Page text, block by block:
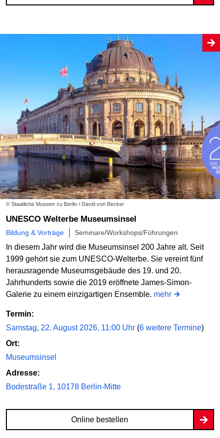
© Staatliche Museen zu Berlin / David von Becker
UNESCO Welterbe Museumsinsel
Bildung & Vorträge Seminare/Workshops/Führungen
In diesem Jahr wird die Museumsinsel 200 Jahre alt. Seit
1999 gehört sie zum UNESCO-Welterbe. Sie vereint fünf
herausragende Museumsgebäude des 19. und 20.
Jahrhunderts sowie die 2019 eröffnete James-Simon-
Galerie zu einem einzigartigen Ensemble. mehr
Termin:
Samstag, 22. August 2026, 11:00 Uhr (6 weitere Termine)
Ort:
Museumsinsel
Adresse:
Bodestraße 1, 10178 Berlin-Mitte
Online bestellen